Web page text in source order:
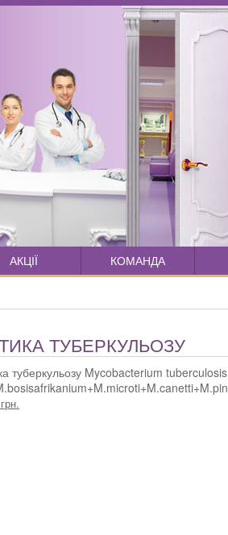
АКЦІЇ КОМАНДА
ТУБЕРКУЛЬОЗУ
туберкульозу Mycobacterium